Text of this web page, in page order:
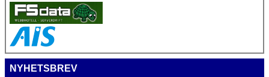
NYHETSBREV